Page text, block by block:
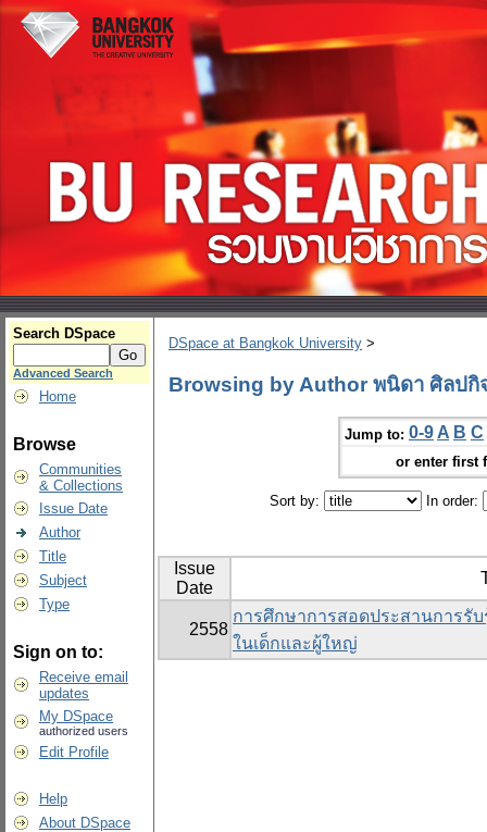
Search DSpace
Advanced Search
Home
Browse
Communities
& Collections
Issue Date
Author
Title
Subject
Type
Sign on to:
Receive email
updates
My DSpace
authorized users
Edit Profile
Help
About DSpace
DSpace at Bangkok University >
Browsing by Author พนิดา ศิลปกิ
Jump to: 0-9 A B C
or enter first
Sort by: In order:
Issue
Date
2558
การศึกษาการสอดประสานการรั
ในเด็กและผู้ใหญ่